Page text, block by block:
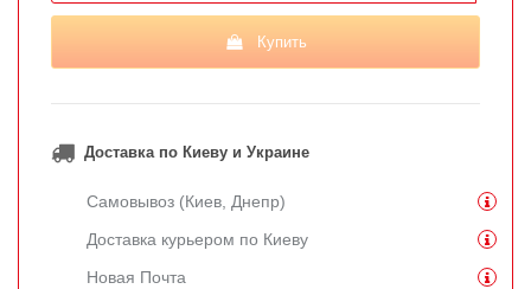
Купить
Доставка по Киеву и Украине
Самовывоз (Киев, Днепр)
Доставка курьером по Киеву
Новая Почта